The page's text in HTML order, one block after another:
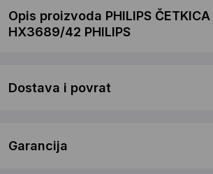
Opis proizvoda PHILIPS ČETKICA
HX3689/42 PHILIPS
Dostava i povrat
Garancija